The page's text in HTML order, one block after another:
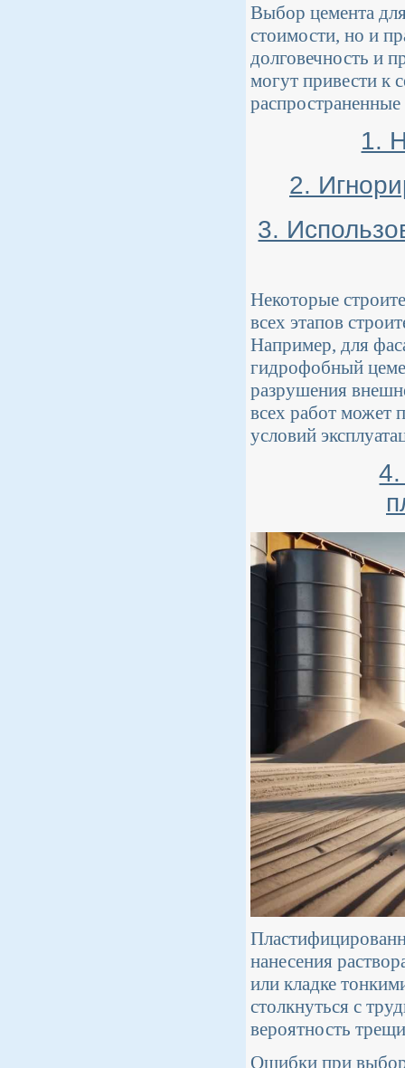
Выбор цемента
стоимости, но и
долговечность и
могут привести к
1.
2.
3.
Некоторые
всех этапов
Например, для
гидрофобный
разрушения
всех работ может
условий
нанесения
или кладке
столкнуться с
вероятность
Ошибки при